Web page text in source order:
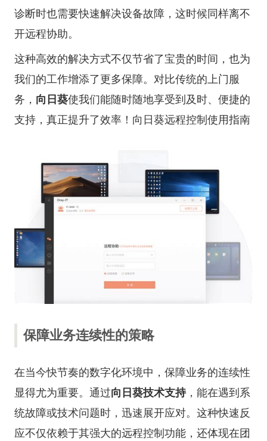
诊断时也需要快速解决设备故障，这时候同样离不
开远程协助。
这种高效的解决方式不仅节省了宝贵的时间，也为
我们的工作增添了更多保障。对比传统的上门服
务， 向日葵使我们能随时随地享受到及时、便捷的
支持，真正提升了效率！ 向日葵远程控制使用指南
保障业务连续性的策略
在当今快节奏的数字化环境中，保障业务的连续性
显得尤为重要。通过向日葵技术支持，能在遇到系
统故障或技术问题时，迅速展开应对。这种快速反
应不仅依赖于其强大的远程控制功能，还体现在团